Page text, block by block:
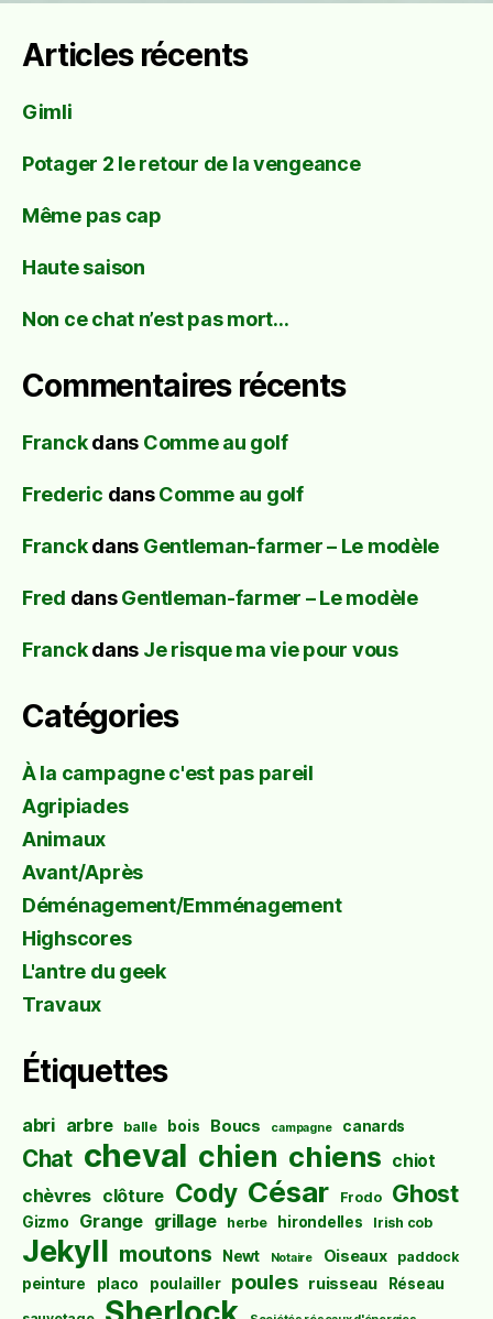
Articles récents
Gimli
Potager 2 le retour de la vengeance
Même pas cap
Haute saison
Non ce chat n’est pas mort…
Commentaires récents
Franckdans Comme au golf
Frederic dansComme au golf
Franckdans Gentleman-farmer – Le modèle
Fred dansGentleman-farmer – Le modèle
Franckdans Je risque ma vie pour vous
Catégories
À la campagne c'est pas pareil
Agripiades
Animaux
Avant/Après
Déménagement/Emménagement
Highscores
L'antre du geek
Travaux
Étiquettes
abri arbre balle bois Boucs campagne canards
Chat cheval chien chiens chiot
chèvres clôture Cody César Frodo Ghost
Gizmo Grange grillage herbe hirondelles Irish cob
Jekyll moutons Newt Notaire Oiseaux paddock
peinture placo poulailler poules ruisseau Réseau